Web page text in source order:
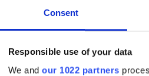
Consent
Responsible use of your data
We and our 1022 partners
C..